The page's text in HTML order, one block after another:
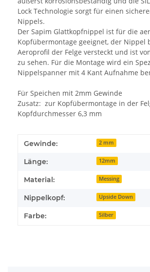
Lock Technologie sorgt für einen
Nippels.
Der Sapim Glattkopfnippel ist für die
Kopfübermontage geeignet, der Nippel
Aeroprofil der Felge versteckt und ist
zu sehen. Für die Montage wird ein
Nippelspanner mit 4 Kant Aufnahme
Für Speichen mit 2mm Gewinde
Zusatz: zur Kopfübermontage in der
Kopfdurchmesser 6,3 mm
Gewinde: 2 mm
Länge: 12mm
Material: Messing
Nippelkopf: Upside Down
Farbe: Silber